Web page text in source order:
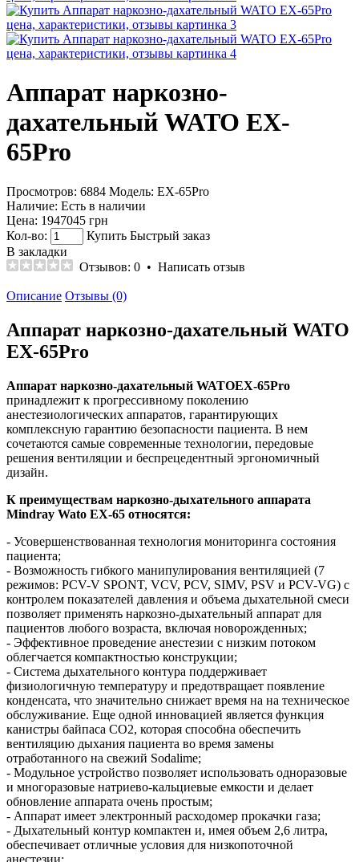
Аппарат наркозно-
дахательный WATO EX-
65Pro
Просмотров: 6884 Модель: EX-65Pro
Наличие: Есть в наличии
Цена: 1947045 грн
Кол-во:
Купить Быстрый заказ
В закладки
Отзывов: 0 • Написать отзыв
Описание Отзывы (0)
Аппарат наркозно-дахательный WATO
EX-65Pro
Аппарат наркозно-дахательный WATOEX-65Pro
принадлежит к прогрессивному поколению
анестезиологических аппаратов, гарантирующих
комплексную гарантию безопасности пациента. В нем
сочетаются самые современные технологии, передовые
решения вентиляции и беспрецедентный эргономичный
дизайн.
К преимуществам наркозно-дыхательного аппарата
Mindray Wato EX-65 относятся:
- Усовершенствованная технология мониторинга состояния
пациента;
- Возможность гибкого манипулирования вентиляцией (7
режимов: PCV-V SPONT, VCV, PCV, SIMV, PSV и PCV-VG) с
контролем показателей давления и объема дыхательной смеси
позволяет применять наркозно-дыхательный аппарат для
пациентов любого возраста, включая новорожденных;
- Эффективное проведение анестезии с низким потоком
облегчается компактностью конструкции;
- Система дыхательного контура поддерживает
физиологичную температуру и предотвращает появление
конденсата, что значительно снижает время на на техническое
обслуживание. Еще одной инновацией является функция
канистры байпаса CO2, которая способна обеспечить
вентиляцию дыхания пациента во время замены
отработанного на свежий Sodalime;
- Модульное устройство позволяет использовать одноразовые
и многоразовые натриево-кальциевые емкости и делает
обновление аппарата очень простым;
- Аппарат имеет электронный расходомер прокачки газа;
- Дыхательный контур компактен и, имея объем 2,6 литра,
обеспечивает отличные условия для низкопоточной
анестезии;